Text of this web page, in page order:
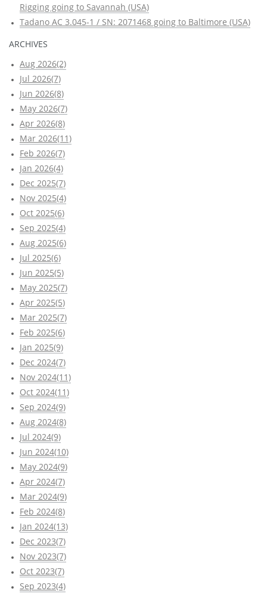
Rigging going to Savannah (USA)
Tadano AC 3.045-1 / SN: 2071468 going to Baltimore (USA)
ARCHIVES
Aug 2026(2)
Jul 2026(7)
Jun 2026(8)
May 2026(7)
Apr 2026(8)
Mar 2026(11)
Feb 2026(7)
Jan 2026(4)
Dec 2025(7)
Nov 2025(4)
Oct 2025(6)
Sep 2025(4)
Aug 2025(6)
Jul 2025(6)
Jun 2025(5)
May 2025(7)
Apr 2025(5)
Mar 2025(7)
Feb 2025(6)
Jan 2025(9)
Dec 2024(7)
Nov 2024(11)
Oct 2024(11)
Sep 2024(9)
Aug 2024(8)
Jul 2024(9)
Jun 2024(10)
May 2024(9)
Apr 2024(7)
Mar 2024(9)
Feb 2024(8)
Jan 2024(13)
Dec 2023(7)
Nov 2023(7)
Oct 2023(7)
Sep 2023(4)